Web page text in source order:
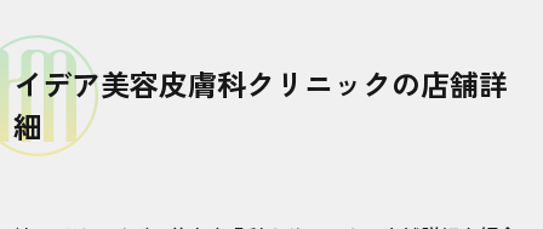
イデア美容皮膚科クリニックの店舗詳
細